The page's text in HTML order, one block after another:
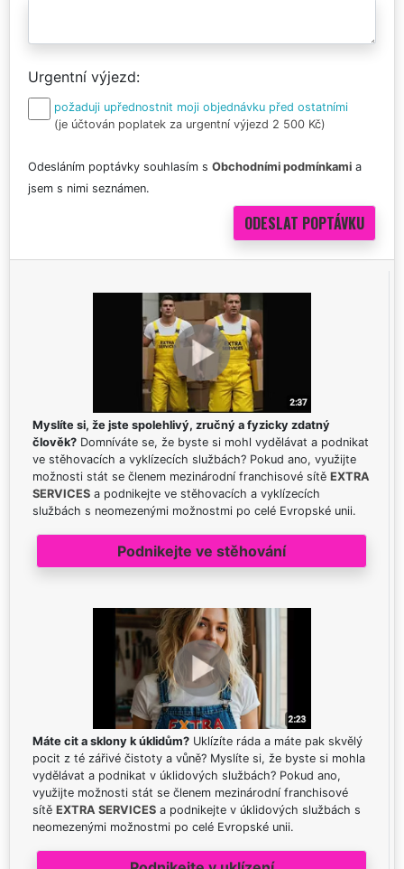
Urgentní výjezd
požaduji upřednostnit moji objednávku před ostatními
(je účtován poplatek za urgentní výjezd 2 500 Kč)
Odesláním poptávky souhlasím s Obchodními podmínkami a
jsem s nimi seznámen.
Myslíte si, že jste spolehlivý, zručný a fyzicky zdatný
člověk? Domníváte se, že byste si mohl vydělávat a podnikat
ve stěhovacích a vyklízecích službách? Pokud ano, využijte
možnosti stát se členem mezinárodní franchisové sítě EXTRA
SERVICES a podnikejte ve stěhovacích a vyklízecích
službách s neomezenými možnostmi po celé Evropské unii.
Podnikejte ve stěhování
Máte cit a sklony k úklidům? Uklízíte ráda a máte pak skvělý
pocit z té zářivé čistoty a vůně? Myslíte si, že byste si mohla
vydělávat a podnikat v úklidových službách? Pokud ano,
využijte možnosti stát se členem mezinárodní franchisové
sítě EXTRA SERVICES a podnikejte v úklidových službách s
neomezenými možnostmi po celé Evropské unii.